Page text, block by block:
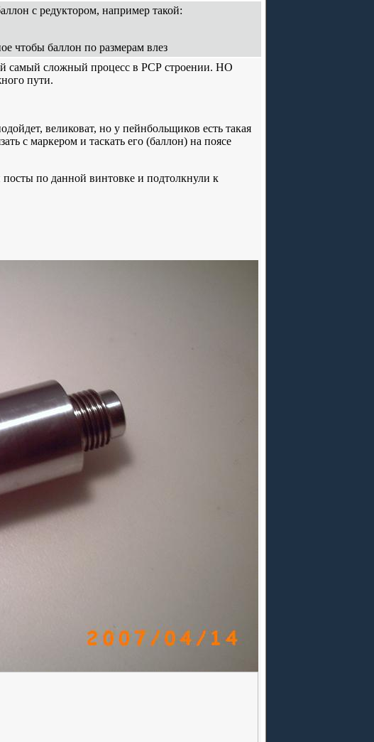
с редуктором, например такой:
чтобы баллон по размерам влез
самый сложный процесс в РСР строении. НО
пути.
великоват, но у пейнбольщиков есть такая
с маркером и таскать его (баллон) на поясе
по данной винтовке и подтолкнули к